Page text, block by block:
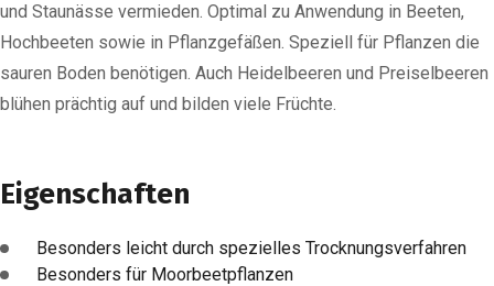
und Staunässe vermieden. Optimal zu Anwendung in Beeten,
Hochbeeten sowie in Pflanzgefäßen. Speziell für Pflanzen die
sauren Boden benötigen. Auch Heidelbeeren und Preiselbeeren
blühen prächtig auf und bilden viele Früchte.
Eigenschaften
Besonders leicht durch spezielles Trocknungsverfahren
Besonders für Moorbeetpflanzen